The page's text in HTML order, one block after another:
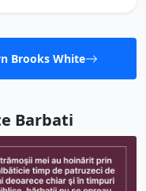
Brooks White
Barbati